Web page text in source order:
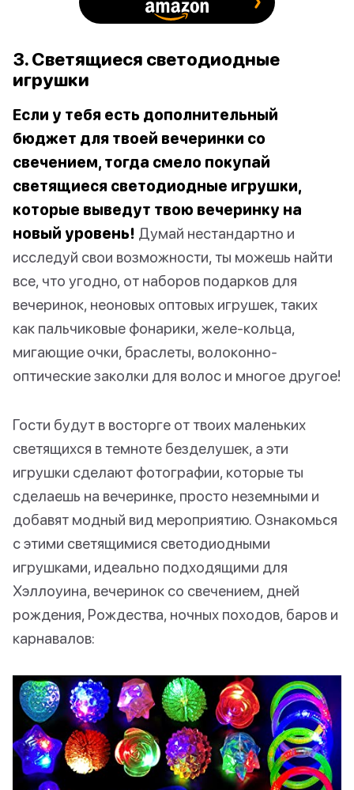
3. Светящиеся светодиодные
игрушки
Если у тебя есть дополнительный
бюджет для твоей вечеринки со
свечением, тогда смело покупай
светящиеся светодиодные игрушки,
которые выведут твою вечеринку на
новый уровень! Думай нестандартно и
исследуй свои возможности, ты можешь найти
все, что угодно, от наборов подарков для
вечеринок, неоновых оптовых игрушек, таких
как пальчиковые фонарики, желе-кольца,
мигающие очки, браслеты, волоконно-
оптические заколки для волос и многое другое!
Гости будут в восторге от твоих маленьких
светящихся в темноте безделушек, а эти
игрушки сделают фотографии, которые ты
сделаешь на вечеринке, просто неземными и
добавят модный вид мероприятию. Ознакомься
с этими светящимися светодиодными
игрушками, идеально подходящими для
Хэллоуина, вечеринок со свечением, дней
рождения, Рождества, ночных походов, баров и
карнавалов: